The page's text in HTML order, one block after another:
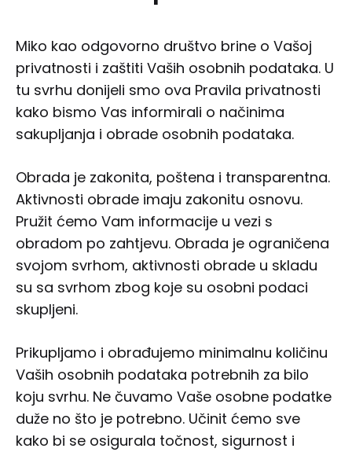
Miko kao odgovorno društvo brine o Vašoj
privatnosti i zaštiti Vaših osobnih podataka. U
tu svrhu donijeli smo ova Pravila privatnosti
kako bismo Vas informirali o načinima
sakupljanja i obrade osobnih podataka.
Obrada je zakonita, poštena i transparentna.
Aktivnosti obrade imaju zakonitu osnovu.
Pružit ćemo Vam informacije u vezi s
obradom po zahtjevu. Obrada je ograničena
svojom svrhom, aktivnosti obrade u skladu
su sa svrhom zbog koje su osobni podaci
skupljeni.
Prikupljamo i obrađujemo minimalnu količinu
Vaših osobnih podataka potrebnih za bilo
koju svrhu. Ne čuvamo Vaše osobne podatke
duže no što je potrebno. Učinit ćemo sve
kako bi se osigurala točnost, sigurnost i